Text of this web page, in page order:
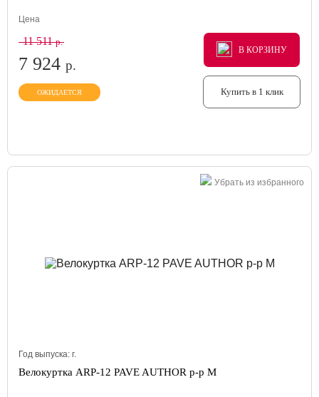
Цена
11 511р.
7 924 р.
ОЖИДАЕТСЯ
В КОРЗИНУ
В КОРЗИНУ
В КОРЗИНУ
Купить в 1 клик
Убрать из избранного
Год выпуска: г.
Велокуртка ARP-12 PAVE AUTHOR р-р M